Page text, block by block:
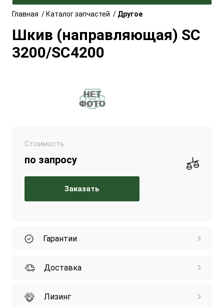
Главная /Каталог запчастей / Другое
Шкив (направляющая) SC
3200/SC4200
Стоимость
по запросу
Заказать
Гарантии
Доставка
Лизинг